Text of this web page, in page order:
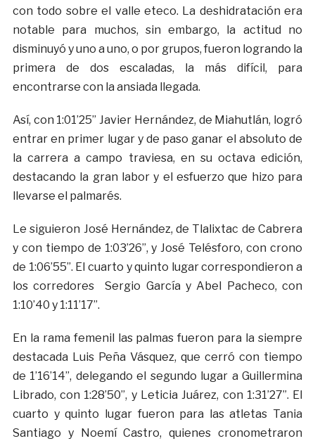
con todo sobre el valle eteco. La deshidratación era
notable para muchos, sin embargo, la actitud no
disminuyó y uno a uno, o por grupos, fueron logrando la
primera de dos escaladas, la más difícil, para
encontrarse con la ansiada llegada.
Así, con 1:01’25” Javier Hernández, de Miahutlán, logró
entrar en primer lugar y de paso ganar el absoluto de
la carrera a campo traviesa, en su octava edición,
destacando la gran labor y el esfuerzo que hizo para
llevarse el palmarés.
Le siguieron José Hernández, de Tlalixtac de Cabrera
y con tiempo de 1:03’26”, y José Telésforo, con crono
de 1:06’55”. El cuarto y quinto lugar correspondieron a
los corredores Sergio García y Abel Pacheco, con
1:10’40 y 1:11’17”.
En la rama femenil las palmas fueron para la siempre
destacada Luis Peña Vásquez, que cerró con tiempo
de 1’16’14”, delegando el segundo lugar a Guillermina
Librado, con 1:28’50”, y Leticia Juárez, con 1:31’27”. El
cuarto y quinto lugar fueron para las atletas Tania
Santiago y Noemí Castro, quienes cronometraron